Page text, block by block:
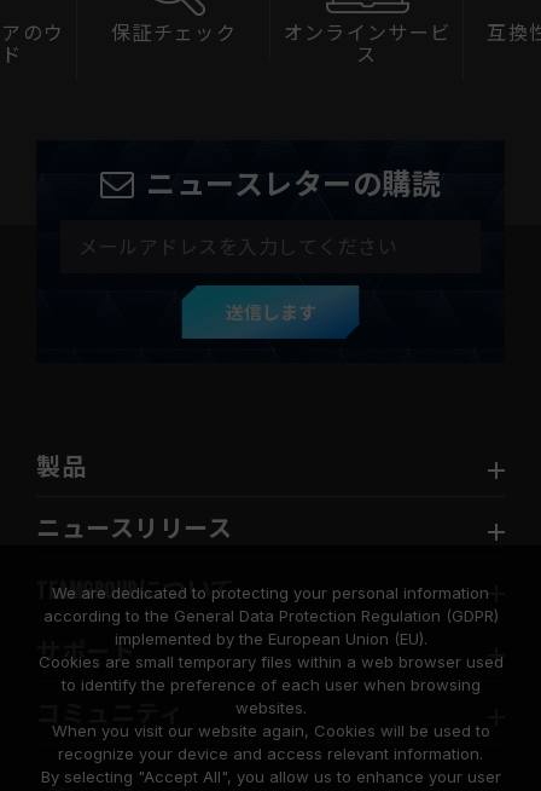
のウ
保証チェック
オンラインサービ
ス
互換
ニュースレターの購読
送信します
製品
ニュースリリース
TEAMGROUPについて
サポート
We are dedicated to protecting your personal information
according to the General Data Protection Regulation (GDPR)
implemented by the European Union (EU).
Cookies are small temporary files within a web browser used
to identify the preference of each user when browsing
websites.
When you visit our website again, Cookies will be used to
recognize your device and access relevant information.
By selecting "Accept All", you allow us to enhance your user